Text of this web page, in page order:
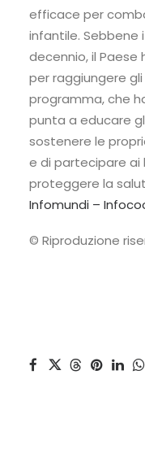
efficace per
infantile. Sebbene
decennio, il
per raggiungere gli
programma, che
punta a educare
sostenere le
e di partecipare ai
proteggere la
Infomundi –
© Riproduzione